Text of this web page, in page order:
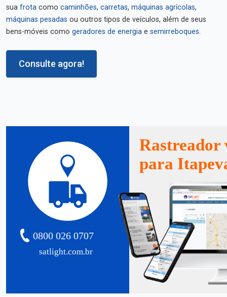
sua frota como caminhões, carretas, máquinas agrícolas,
máquinas pesadas ou outros tipos de veículos, além de seus
bens-móveis como geradores de energia e semirreboques.
Consulte agora!
satlight.com.br
0800 026 0707
Rastreador
para